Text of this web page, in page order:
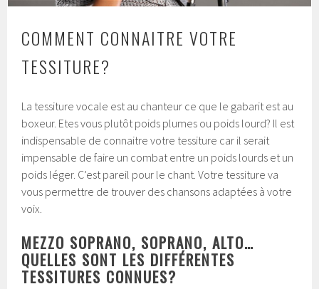
COMMENT CONNAITRE VOTRE
TESSITURE?
La tessiture vocale est au chanteur ce que le gabarit est au
boxeur. Etes vous plutôt poids plumes ou poids lourd? Il est
indispensable de connaitre votre tessiture car il serait
impensable de faire un combat entre un poids lourds et un
poids léger. C’est pareil pour le chant. Votre tessiture va
vous permettre de trouver des chansons adaptées à votre
voix.
MEZZO SOPRANO, SOPRANO, ALTO…
QUELLES SONT LES DIFFÉRENTES
TESSITURES CONNUES?